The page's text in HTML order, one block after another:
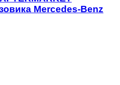
Mercedes-Benz